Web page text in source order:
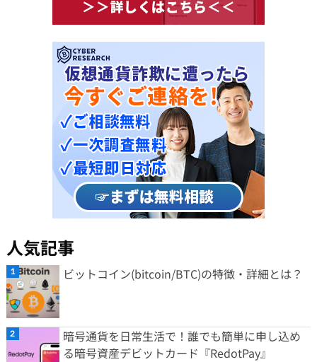
人気記事
ビットコイン(bitcoin/BTC)の特徴・詳細とは？
暗号通貨を日常生活で！誰でも簡単に申し込め
る暗号資産デビットカード『RedotPay』